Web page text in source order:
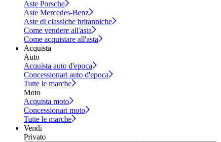
Aste Porsche
Aste Mercedes-Benz
Aste di classiche britanniche
Come vendere all'asta
Come acquistare all'asta
Acquista
Auto
Acquista auto d'epoca
Concessionari auto d'epoca
Tutte le marche
Moto
Acquista moto
Concessionari moto
Tutte le marche
Vendi
Privato